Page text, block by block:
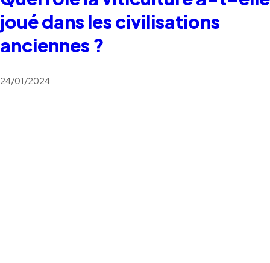
joué dans les civilisations
anciennes ?
24/01/2024